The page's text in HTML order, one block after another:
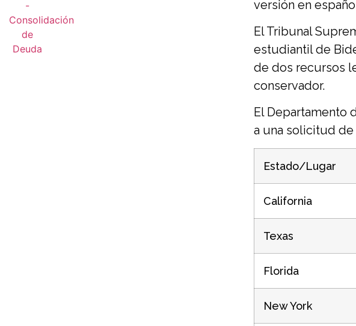
versión en
El Tribunal
estudiantil de
de dos recursos
conservador.
El Departamento
a una solicitud de
Estado/Lugar
California
Texas
Florida
New York